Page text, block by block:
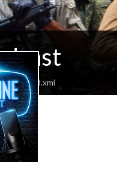
feed.xml